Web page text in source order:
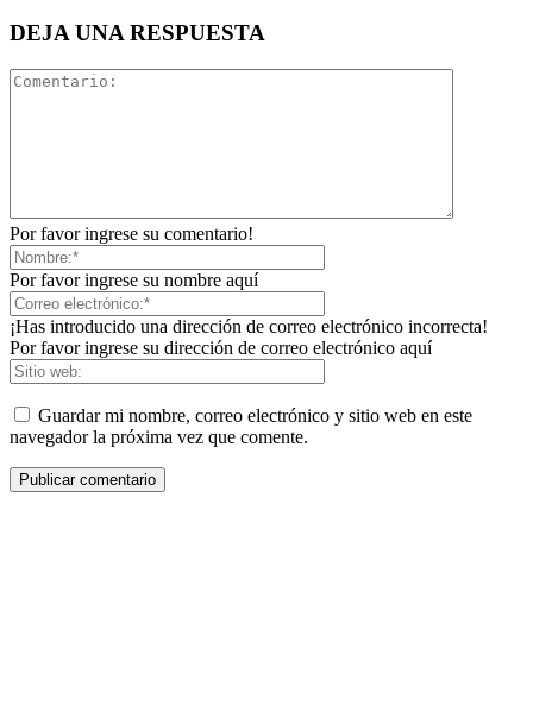
DEJA UNA RESPUESTA
Por favor ingrese su comentario!
Por favor ingrese su nombre aquí
¡Has introducido una dirección de correo electrónico incorrecta!
Por favor ingrese su dirección de correo electrónico aquí
Guardar mi nombre, correo electrónico y sitio web en este
navegador la próxima vez que comente.